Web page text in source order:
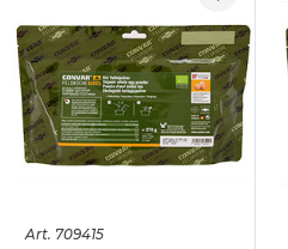
Art. 709415